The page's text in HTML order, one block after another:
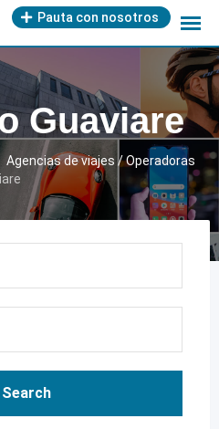
Pauta con nosotros
Guaviare
Agencias de viajes / Operadoras
Search